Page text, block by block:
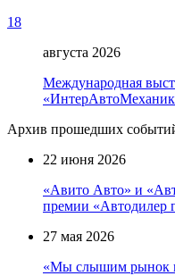
18
августа 2026
Международная
Архив прошедших
22 июня 2026
«Авито Авто» и
премии «Автодилер
27 мая 2026
«Мы слышим рынок